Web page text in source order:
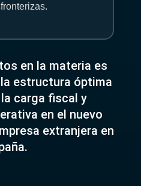
en la materia es
estructura óptima
carga fiscal y
en el nuevo
extranjera en